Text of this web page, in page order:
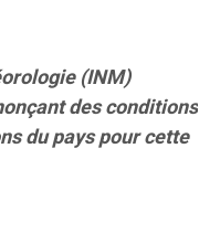
(INM)
des conditions
du pays pour cette